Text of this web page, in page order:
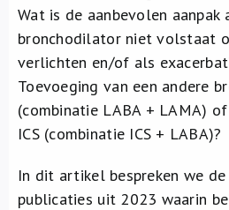
Wat is de aanbevolen aanpak
bronchodilator niet volstaat
verlichten en/of als
Toevoeging van een andere
(combinatie LABA + LAMA)
ICS (combinatie ICS + LABA)?
In dit artikel bespreken we
publicaties uit 2023 waarin